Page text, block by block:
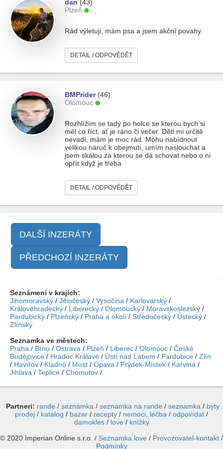
dan (43)
Plzeň
Rád výletuji, mám psa a jsem akční povahy.
DETAIL / ODPOVĚDĚT
BMPrider(46)
Olomouc
Rozhlížím se tady po holce se kterou bych si
měl co říct, ať je ráno či večer. Děti mi určitě
nevadí, mám je moc rád. Mohu nabídnout
velikou náruč k obejmutí, umím naslouchat a
jsem skálou za kterou se dá schovat nebo o ni
opřít když je třeba
DETAIL / ODPOVĚDĚT
DALŠÍ INZERÁTY
PŘEDCHOZÍ INZERÁTY
Seznámení v krajích:
Jihomoravský / Jihočeský / Vysočina / Karlovarský /
Královéhradecký / Liberecký / Olomoucký / Moravskoslezský /
Pardubický / Plzeňský / Praha a okolí / Středočeský / Ústecký /
Zlínský
Seznamka ve městech:
Praha / Brno / Ostrava / Plzeň / Liberec / Olomouc / České
Budějovice / Hradec Králové / Ústí nad Labem / Pardubice / Zlín
/ Havířov / Kladno / Most / Opava / Frýdek-Místek / Karviná /
Jihlava / Teplice / Chomutov /
Partneri: rande/ seznamka / seznamka na rande/ seznamka / byty
prodej / katalog / bazar / recepty / nemoci, léčba / odpovídat /
damokles/ love/ knížky
© 2020 Imperian Online s.r.o. / Seznamka.love / Provozovatel-kontakt /
Podmínky